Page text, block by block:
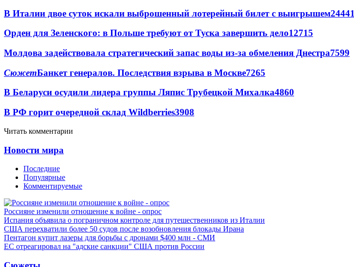
В Италии двое суток искали выброшенный лотерейный билет с выигрышем24441
Орден для Зеленского: в Польше требуют от Туска завершить дело12715
Молдова задействовала стратегический запас воды из-за обмеления Днестра7599
СюжетБанкет генералов. Последствия взрыва в Москве7265
В Беларуси осудили лидера группы Ляпис Трубецкой Михалка4860
В РФ горит очередной склад Wildberries3908
Читать комментарии
Новости мира
Последние
Популярные
Комментируемые
Россияне изменили отношение к войне - опрос
Испания объявила о пограничном контроле для путешественников из Италии
США перехватили более 50 судов после возобновления блокады Ирана
Пентагон купит лазеры для борьбы с дронами $400 млн - СМИ
ЕС отреагировал на "адские санкции" США против России